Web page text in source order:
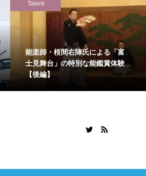
Talent
能楽師・桜間右陣氏による「富
士見舞台」の特別な能鑑賞体験
【後編】